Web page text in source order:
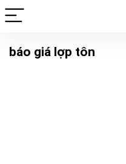
báo giá lợp tôn